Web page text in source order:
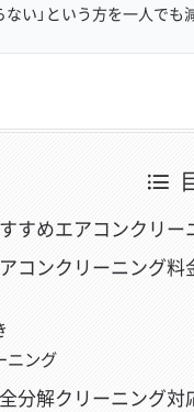
い」という方を一人で
すめエアコンクリー
コンクリーニング料
ニング
分解クリーニング対